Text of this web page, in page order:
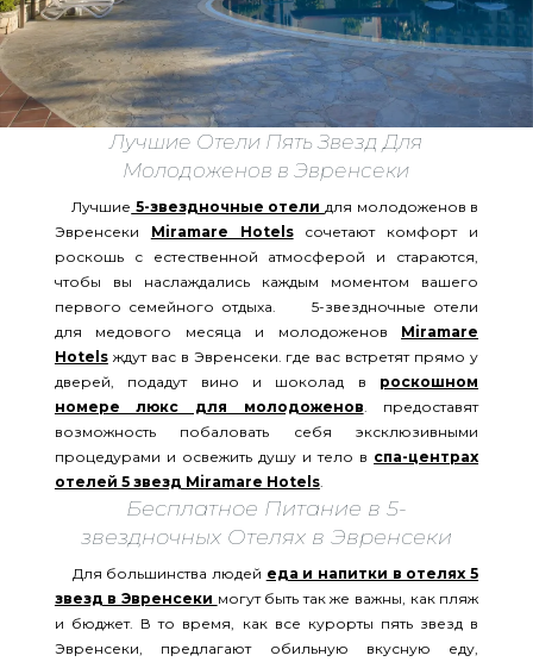
Лучшие Отели Пять Звезд Для
Молодоженов в Эвренсеки
Лучшие 5-звездночные отели для молодоженов в
Эвренсеки Miramare Hotelsсочетают комфорт и
роскошь с естественной атмосферой и стараются,
чтобы вы наслаждались каждым моментом вашего
первого семейного отдыха. 5-звездночные отели
для медового месяца и молодоженов Miramare
Hotelsждут вас в Эвренсеки. где вас встретят прямо у
дверей, подадут вино и шоколад в роскошном
номере люкс для молодоженов. предоставят
возможность побаловать себя эксклюзивными
процедурами и освежить душу и тело в спа-центрах
отелей 5 звезд Miramare Hotels.
Бесплатное Питание в 5-
звездночных Отелях в Эвренсеки
Для большинства людей еда и напитки в отелях 5
звезд в Эвренсеки могут быть так же важны, как пляж
и бюджет. В то время, как все курорты пять звезд в
Эвренсеки, предлагают обильную вкусную еду,